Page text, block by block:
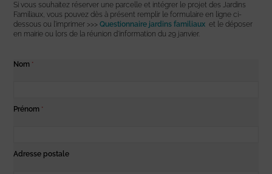
Si vous souhaitez réserver une parcelle et intégrer le projet des Jardins
Familiaux, vous pouvez dès à présent remplir le formulaire en ligne ci-
dessous ou l’imprimer >>>Questionnaire jardins familiaux et le déposer
en mairie ou lors de la réunion d’information du 29 janvier.
Nom *
Prénom *
Adresse postale